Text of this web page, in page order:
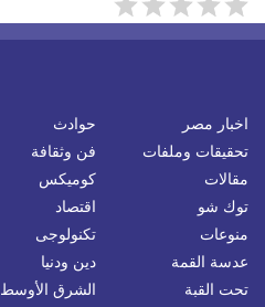
اخبار مصر حوادث
تحقيقات وملفات
فن وثقافة
مقالات
كوميكس
توك شو
اقتصاد
منوعات
تكنولوجى
عدسة القمة
دين ودنيا
تحت القبة
الشرق الأوسط